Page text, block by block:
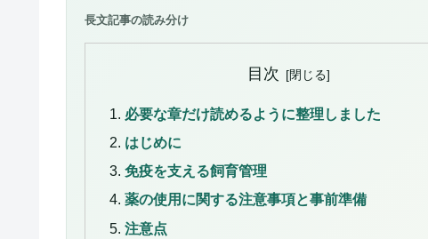
長文記事の読み分け
目次
必要な章だけ読めるように整理しました
はじめに
免疫を支える飼育管理
薬の使用に関する注意事項と事前準備
注意点